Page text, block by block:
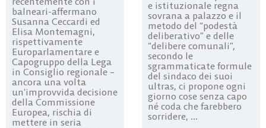
balneari-affermano
Susanna Ceccardi ed
Elisa Montemagni,
rispettivamente
Europarlamentare e
Capogruppo della Lega
in Consiglio regionale –
ancora una volta
un’improvvida decisione
della Commissione
Europea, rischia di
mettere in seria
e istituzionale regna
sovrana a palazzo e il
metodo del “podestà
deliberativo” e delle
“delibere comunali”,
secondo le
sgrammaticate formule
del sindaco dei suoi
ultras, ci propone ogni
giorno cose senza capo
né coda che farebbero
sorridere, ...